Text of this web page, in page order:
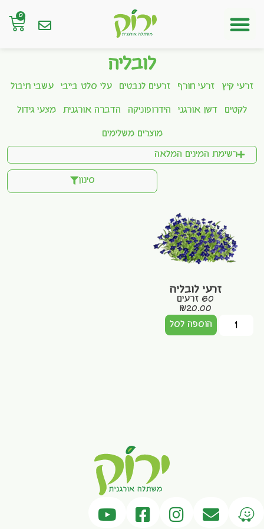
0
לובליה
זרעי קיץ זרעי חורף זרעים לנבטים עלי סלט בייבי עשבי תיבול
לקטים דשן אורגני הידרופוניקה הדברה אורגנית מצעי גידול
מוצרים משלימים
רשימת המינים המלאה
סינון
זרעי לובליה
60 זרעים
₪20.00
הוספה לסל